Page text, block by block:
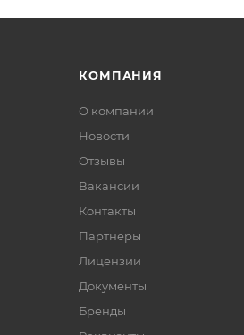
КОМПАНИЯ
О компании
Новости
Отзывы
Вакансии
Контакты
Партнеры
Лицензии
Документы
Бренды